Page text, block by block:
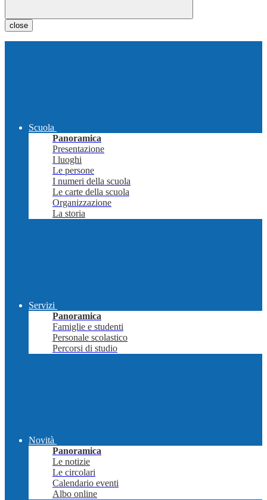
close
Scuola
Panoramica
Presentazione
I luoghi
Le persone
I numeri della scuola
Le carte della scuola
Organizzazione
La storia
Servizi
Panoramica
Famiglie e studenti
Personale scolastico
Percorsi di studio
Novità
Panoramica
Le notizie
Le circolari
Calendario eventi
Albo online